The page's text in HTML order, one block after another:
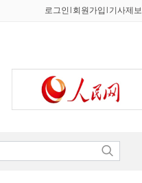
로그인 회원가입 기사제보